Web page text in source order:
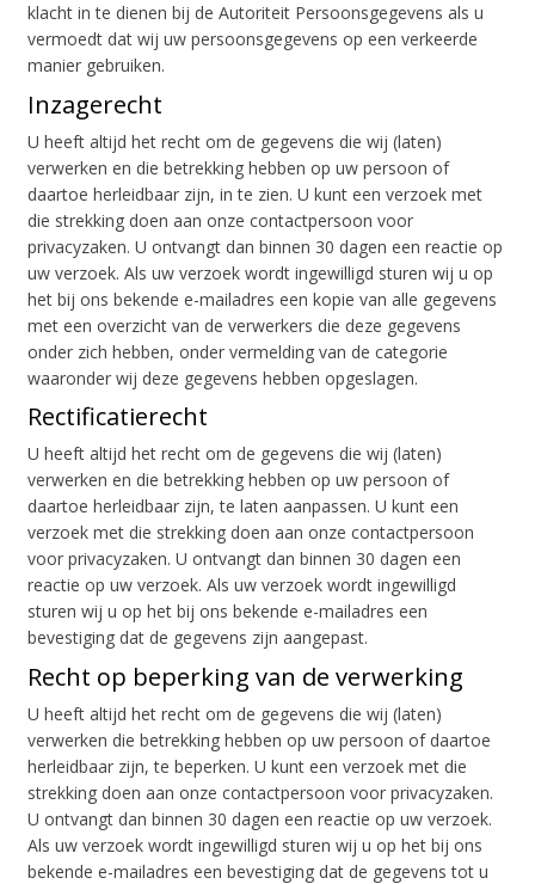
klacht in te dienen bij de Autoriteit Persoonsgegevens als u
vermoedt dat wij uw persoonsgegevens op een verkeerde
manier gebruiken.
Inzagerecht
U heeft altijd het recht om de gegevens die wij (laten)
verwerken en die betrekking hebben op uw persoon of
daartoe herleidbaar zijn, in te zien. U kunt een verzoek met
die strekking doen aan onze contactpersoon voor
privacyzaken. U ontvangt dan binnen 30 dagen een reactie op
uw verzoek. Als uw verzoek wordt ingewilligd sturen wij u op
het bij ons bekende e-mailadres een kopie van alle gegevens
met een overzicht van de verwerkers die deze gegevens
onder zich hebben, onder vermelding van de categorie
waaronder wij deze gegevens hebben opgeslagen.
Rectificatierecht
U heeft altijd het recht om de gegevens die wij (laten)
verwerken en die betrekking hebben op uw persoon of
daartoe herleidbaar zijn, te laten aanpassen. U kunt een
verzoek met die strekking doen aan onze contactpersoon
voor privacyzaken. U ontvangt dan binnen 30 dagen een
reactie op uw verzoek. Als uw verzoek wordt ingewilligd
sturen wij u op het bij ons bekende e-mailadres een
bevestiging dat de gegevens zijn aangepast.
Recht op beperking van de verwerking
U heeft altijd het recht om de gegevens die wij (laten)
verwerken die betrekking hebben op uw persoon of daartoe
herleidbaar zijn, te beperken. U kunt een verzoek met die
strekking doen aan onze contactpersoon voor privacyzaken.
U ontvangt dan binnen 30 dagen een reactie op uw verzoek.
Als uw verzoek wordt ingewilligd sturen wij u op het bij ons
bekende e-mailadres een bevestiging dat de gegevens tot u